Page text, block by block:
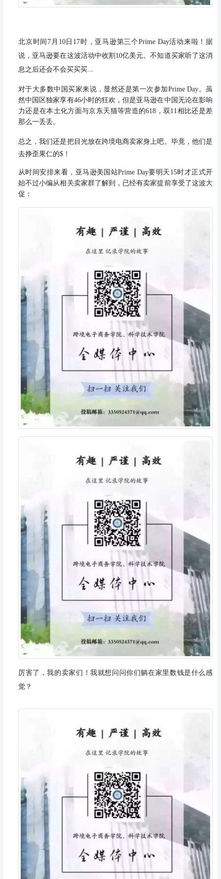
北京时间7月10日17时，亚马逊第三个Prime Day活动来啦！ 据
说，亚马逊要在这波活动中收割10亿美元。不知道买家听了这消
息之后还会不会买买买...
对于大多数中国买家来说，显然还是第一次参加Prime Day。 虽
然中国区独家享有46小时的狂欢，但是亚马逊在中国无论在影响
力还是在本土化方面与京东天猫等营造的618，双11相比还是差
那么一丢丢。
总之，我们还是把目光放在跨境电商卖家身上吧。 毕竟，他们是
去挣歪果仁的$！
从时间安排来看，亚马逊美国站Prime Day要明天15时才正式开
始不过小编从相关卖家群了解到，已经有卖家提前享受了这波大
促：
厉害了，我的卖家们！我就想问问你们躺在家里数钱是什么感
觉？